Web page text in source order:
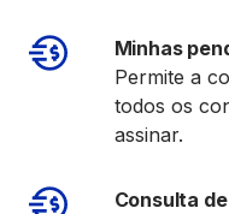
Minhas
Permite a
todos os
assinar.
Consulta